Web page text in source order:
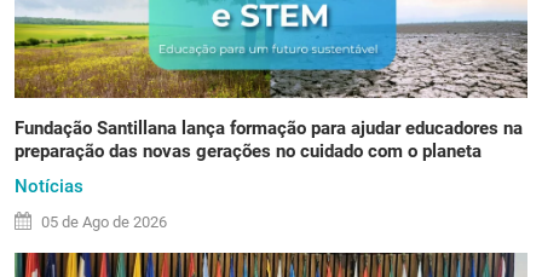
Fundação Santillana lança formação para ajudar educadores na
preparação das novas gerações no cuidado com o planeta
Notícias
05 de Ago de 2026